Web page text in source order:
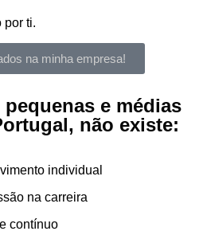
por ti.
na minha empresa!
e médias
não existe:
individual
na carreira
contínuo